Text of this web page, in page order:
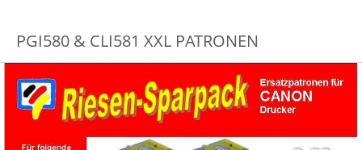
PGI580 & CLI581 XXL PATRONEN